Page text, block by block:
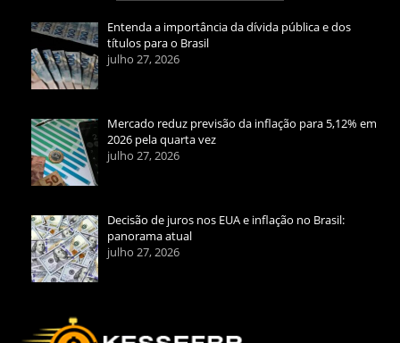
Entenda a importância da dívida pública e dos
títulos para o Brasil
julho 27, 2026
Mercado reduz previsão da inflação para 5,12% em
2026 pela quarta vez
julho 27, 2026
Decisão de juros nos EUA e inflação no Brasil:
panorama atual
julho 27, 2026